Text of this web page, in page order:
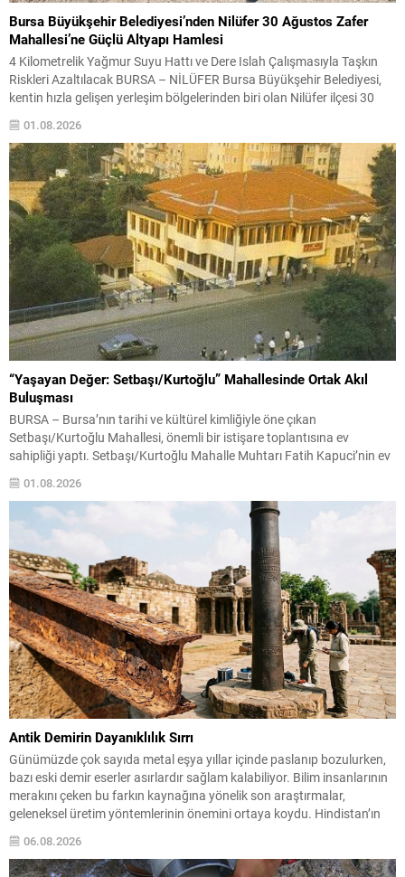
Bursa Büyükşehir Belediyesi’nden Nilüfer 30 Ağustos Zafer
Mahallesi’ne Güçlü Altyapı Hamlesi
4 Kilometrelik Yağmur Suyu Hattı ve Dere Islah Çalışmasıyla Taşkın
Riskleri Azaltılacak BURSA – NİLÜFER Bursa Büyükşehir Belediyesi,
kentin hızla gelişen yerleşim bölgelerinden biri olan Nilüfer ilçesi 30
Ağustos Zafer Mahallesi’nde altyapı yatırımlarına hız verdi. Mahallede
yağışlı dönemlerde yaşanabilecek su birikintileri ve taşkın risklerini
azaltmak amacıyla başlatılan yağmur suyu hattı...
01.08.2026
“Yaşayan Değer: Setbaşı/Kurtoğlu” Mahallesinde Ortak Akıl
Buluşması
BURSA – Bursa’nın tarihi ve kültürel kimliğiyle öne çıkan
Setbaşı/Kurtoğlu Mahallesi, önemli bir istişare toplantısına ev
sahipliği yaptı. Setbaşı/Kurtoğlu Mahalle Muhtarı Fatih Kapuci’nin ev
sahipliğinde gerçekleştirilen buluşmada, AK Parti Bursa İl Başkanı
Davut Gürkan, Yıldırım Belediye Başkanı Oktay Yılmaz ve AK Parti
Yıldırım İlçe Başkanı İrfan Akkaya mahalleyi ziyaret ederek...
01.08.2026
Antik Demirin Dayanıklılık Sırrı
Günümüzde çok sayıda metal eşya yıllar içinde paslanıp bozulurken,
bazı eski demir eserler asırlardır sağlam kalabiliyor. Bilim insanlarının
merakını çeken bu farkın kaynağına yönelik son araştırmalar,
geleneksel üretim yöntemlerinin önemini ortaya koydu. Hindistan’ın
orta kesiminden Agaria ustalarının kuşaktan kuşağa aktardığı demir
işleme teknikleri incelendiğinde, metalin yüzeyinde kendiliğinden
oluşan koruyucu bir...
06.08.2026